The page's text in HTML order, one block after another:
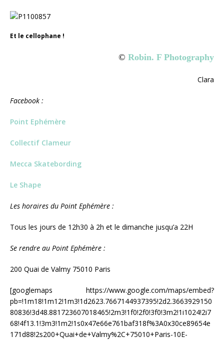
Et le cellophane !
© Robin. F Photography
Clara
Facebook :
Point Ephémère
Collectif Clameur
Mecca Skatebording
Le Shape
Les horaires du Point Ephémère :
Tous les jours de 12h30 à 2h et le dimanche jusqu’a 22H
Se rendre au Point Ephémère :
200 Quai de Valmy 75010 Paris
[googlemaps https://www.google.com/maps/embed?
pb=!1m18!1m12!1m3!1d2623.7667144937395!2d2.3663929150
80836!3d48.881723607018465!2m3!1f0!2f0!3f0!3m2!1i1024!2i7
68!4f13.1!3m3!1m2!1s0x47e66e761baf318f%3A0x30ce89654e
171d88!2s200+Quai+de+Valmy%2C+75010+Paris-10E-